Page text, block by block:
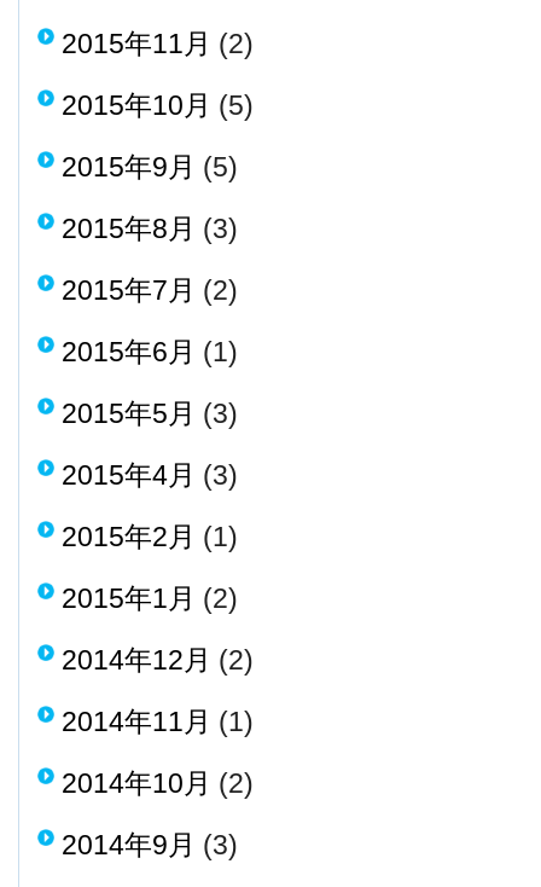
2015年11月 (2)
2015年10月 (5)
2015年9月 (5)
2015年8月 (3)
2015年7月 (2)
2015年6月 (1)
2015年5月 (3)
2015年4月 (3)
2015年2月 (1)
2015年1月 (2)
2014年12月 (2)
2014年11月 (1)
2014年10月 (2)
2014年9月 (3)